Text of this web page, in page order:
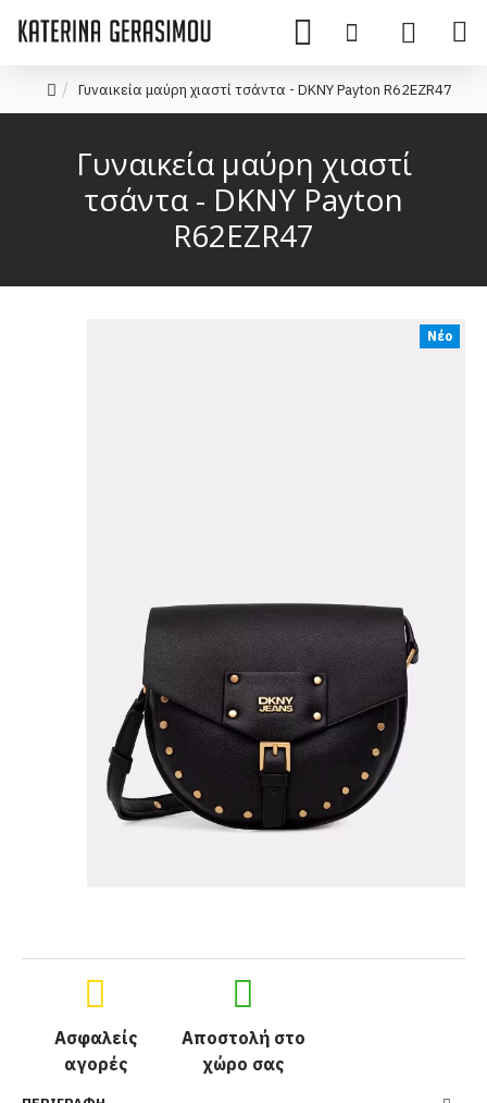
Γυναικεία μαύρη χιαστί τσάντα - DKNY Payton R62EZR47
Γυναικεία μαύρη χιαστί
τσάντα - DKNY Payton
R62EZR47
Νέο
Ασφαλείς
αγορές
Αποστολή στο
χώρο σας